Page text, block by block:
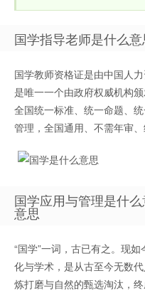
国学指导老师是什么意
国学教师资格证是由中国人
是唯一一个由政府权威机构
全国统一标准、统一命题、
管理，全国通用、不需年审、
国学应用与管理是什
意思
“国学”一词，古已有之。现
化与学术，是从古至今无数
炼打磨与自然的甄选淘汰，